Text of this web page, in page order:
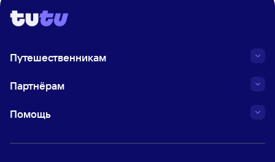
Путешественникам
Партнёрам
Помощь